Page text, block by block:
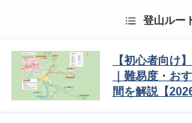
登山ルー
【初心者向け
｜難易度・お
間を解説【